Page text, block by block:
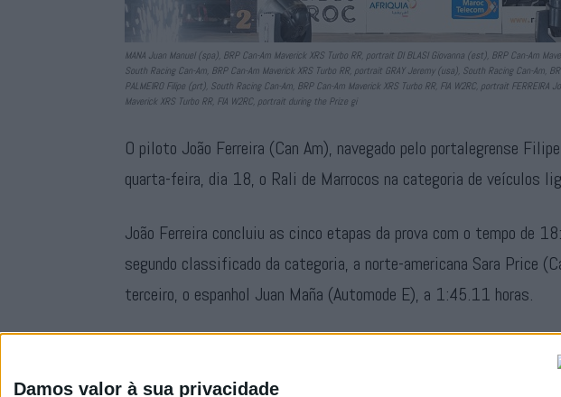
Damos valor à sua privacidade
MANA Juan Manuel (spa), BRP Can-Am Maverick XRS Turbo RR, portrait DI BLASI Giovanna (est), BRP Can-Am
South Racing Can-Am, BRP Can-Am Maverick XRS Turbo RR, portrait GRAY Jeremy (usa), South Racing Can-Am,
PALMEIRO Filipe (prt), South Racing Can-Am, BRP Can-Am Maverick XRS Turbo RR, FIA W2RC, portrait FERREIRA
Maverick XRS Turbo RR, FIA W2RC, portrait during the Prize gi
O piloto João Ferreira (Can Am), navegado pelo portalegrense
quarta-feira, dia 18, o Rali de Marrocos na categoria de veículos
João Ferreira concluiu as cinco etapas da prova com o tempo de
segundo classificado da categoria, a norte-americana Sara Price
terceiro, o espanhol Juan Maña (Automode E), a 1:45.11 horas.
no ano passado.